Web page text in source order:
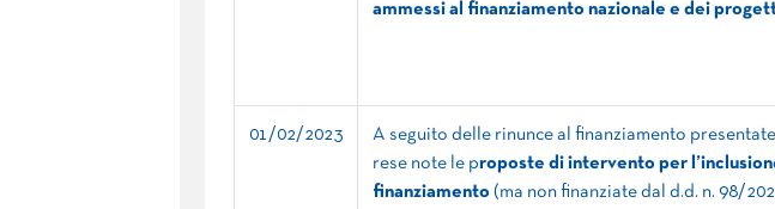
ammessi al finanziamento nazionale e dei
01/02/2023 A seguito delle rinunce al finanziamento
rese note le proposte di intervento per
finanziamento (ma non finanziate dal d.d. n. 98/